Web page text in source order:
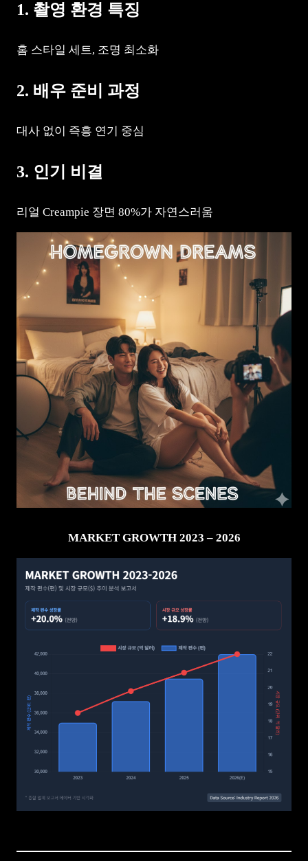
1. 촬영 환경 특징
홈 스타일 세트, 조명 최소화
2. 배우 준비 과정
대사 없이 즉흥 연기 중심
3. 인기 비결
리얼 Creampie 장면 80%가 자연스러움
MARKET GROWTH 2023 – 2026